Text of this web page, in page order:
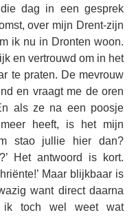
dag in een gesprek
over mijn Drent-zijn
ik nu in Dronten woon.
en vertrouwd om in het
te praten. De mevrouw
en vraagt me de oren
als ze na een poosje
heeft, is het mijn
stao jullie hier dan?
Het antwoord is kort.
Maar blijkbaar is
want direct daarna
toch wel weet wat